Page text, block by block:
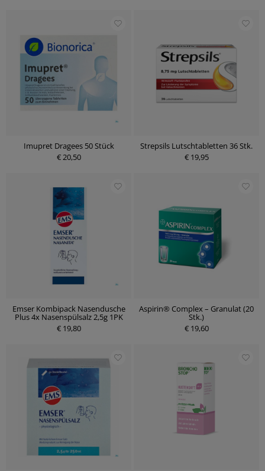
Imupret Dragees 50 Stück
€ 20,50
Strepsils Lutschtabletten 36 Stk.
€ 19,95
Emser Kombipack Nasendusche
Plus 4x Nasenspülsalz 2,5g 1PK
€ 19,80
Aspirin® Complex – Granulat (20
Stk.)
€ 19,60